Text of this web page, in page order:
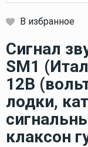
В избранное
Сигнал
SM1
12В
лодки,
клаксон